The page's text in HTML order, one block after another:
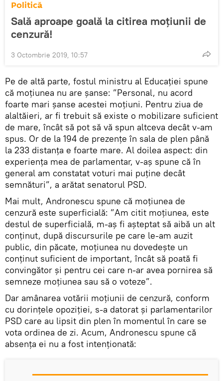
Politică
Sală aproape goală la citirea moțiunii de
cenzură!
3 Octombrie 2019, 10:57
Pe de altă parte, fostul ministru al Educației spune
că moțiunea nu are șanse: ”Personal, nu acord
foarte mari șanse acestei moțiuni. Pentru ziua de
alaltăieri, ar fi trebuit să existe o mobilizare suficient
de mare, încât să pot să vă spun altceva decât v-am
spus. Or de la 194 de prezențe în sala de plen până
la 233 distanța e foarte mare. Al doilea aspect: din
experiența mea de parlamentar, v-aș spune că în
general am constatat voturi mai puține decât
semnături”, a arătat senatorul PSD.
Mai mult, Andronescu spune că moțiunea de
cenzură este superficială: ”Am citit moțiunea, este
destul de superficială, m-aș fi așteptat să aibă un alt
conținut, după discursurile pe care le-am auzit
public, din păcate, moțiunea nu dovedește un
conținut suficient de important, încât să poată fi
convingător și pentru cei care n-ar avea pornirea să
semneze moțiunea sau să o voteze”.
Dar amânarea votării moțiunii de cenzură, conform
cu dorințele opoziției, s-a datorat și parlamentarilor
PSD care au lipsit din plen în momentul în care se
vota ordinea de zi. Acum, Andronescu spune că
absența ei nu a fost intenționată: